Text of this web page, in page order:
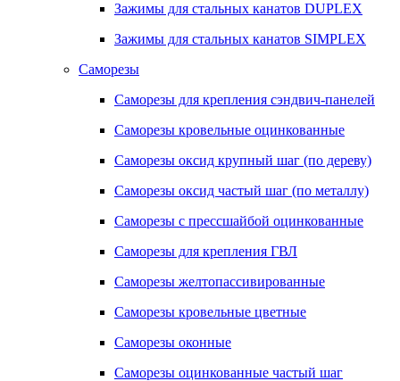
Зажимы для стальных канатов DUPLEX
Зажимы для стальных канатов SIMPLEX
Саморезы
Саморезы для крепления сэндвич-панелей
Саморезы кровельные оцинкованные
Саморезы оксид крупный шаг (по дереву)
Саморезы оксид частый шаг (по металлу)
Саморезы с прессшайбой оцинкованные
Саморезы для крепления ГВЛ
Саморезы желтопассивированные
Саморезы кровельные цветные
Саморезы оконные
Саморезы оцинкованные частый шаг